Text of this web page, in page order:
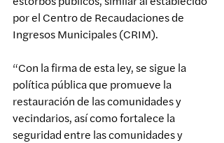
por el Centro de Recaudaciones de
Ingresos Municipales (CRIM).
“Con la firma de esta ley, se sigue la
política pública que promueve la
restauración de las comunidades y
vecindarios, así como fortalece la
seguridad entre las comunidades y